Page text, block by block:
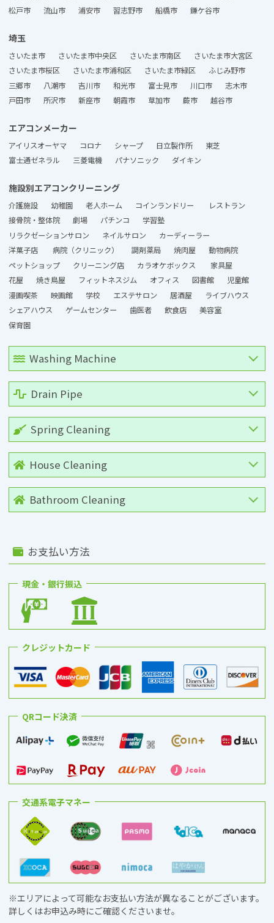
松戸市
流山市 浦安市 習志野市 船橋市 鎌ケ谷市
埼玉
さいたま市 さいたま市中央区 さいたま市南区
さいたま市大宮区
さいたま市桜区
さいたま市浦和区 さいたま市緑区
ふじみ野市
三郷市
八潮市 吉川市 和光市 富士見市 川口市
志木市
戸田市
所沢市 新座市 朝霞市 草加市 蕨市 越谷市
エアコンメーカー
アイリスオーヤマ コロナ シャープ 日立製作所
東芝
富士通ゼネラル
三菱電機 パナソニック ダイキン
施設別エアコンクリーニング
介護施設 幼稚園 老人ホーム コインランドリー
レストラン
接骨院・整体院
劇場 パチンコ
学習塾
リラクゼーションサロン
ネイルサロン
カーディーラー
洋菓子店
病院（クリニック） 調剤薬局 焼肉屋
動物病院
ペットショップ
クリーニング店 カラオケボックス
家具屋
花屋
焼き鳥屋 フィットネスジム オフィス 図書館
児童館
漫画喫茶
映画館 学校 エステサロン 居酒屋
ライブハウス
シェアハウス
ゲームセンター 歯医者 飲食店
美容室
保育園
Washing Machine
Drain Pipe
Spring Cleaning
House Cleaning
Bathroom Cleaning
お支払い方法
現金・銀行振込
クレジットカード
QRコード決済
交通系電子マネー
※エリアによって可能なお支払い方法が異なることがございます。
詳しくはお申込み時にご確認くださいませ。